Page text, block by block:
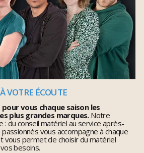
VOTRE ÉCOUTE
vous chaque saison les
plus grandes marques.Notre
du conseil matériel au service après-
vous accompagne à chaque
vous permet de choisir du matériel
besoins.